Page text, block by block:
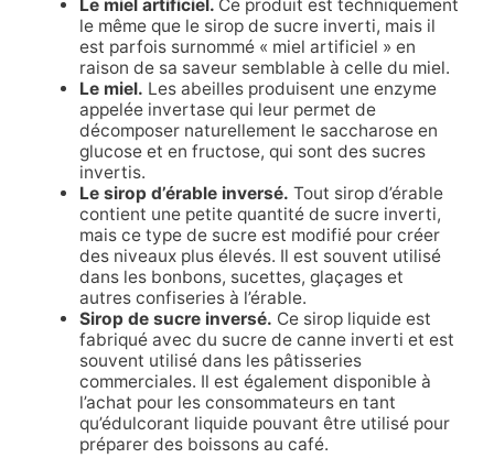
Le miel artificiel. Ce produit est techniquement
le même que le sirop de sucre inverti, mais il
est parfois surnommé « miel artificiel » en
raison de sa saveur semblable à celle du miel.
Le miel. Les abeilles produisent une enzyme
appelée invertase qui leur permet de
décomposer naturellement le saccharose en
glucose et en fructose, qui sont des sucres
invertis.
Le sirop d’érable inversé. Tout sirop d’érable
contient une petite quantité de sucre inverti,
mais ce type de sucre est modifié pour créer
des niveaux plus élevés. Il est souvent utilisé
dans les bonbons, sucettes, glaçages et
autres confiseries à l’érable.
Sirop de sucre inversé. Ce sirop liquide est
fabriqué avec du sucre de canne inverti et est
souvent utilisé dans les pâtisseries
commerciales. Il est également disponible à
l’achat pour les consommateurs en tant
qu’édulcorant liquide pouvant être utilisé pour
préparer des boissons au café.